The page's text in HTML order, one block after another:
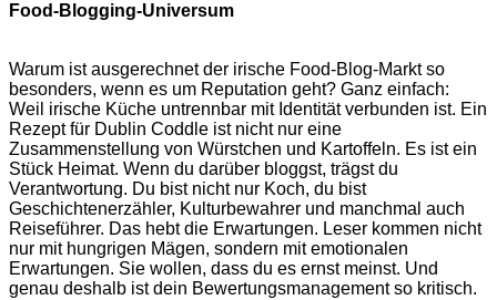
Food-Blogging-Universum
Warum ist ausgerechnet der irische Food-Blog-Markt so
besonders, wenn es um Reputation geht? Ganz einfach:
Weil irische Küche untrennbar mit Identität verbunden ist. Ein
Rezept für Dublin Coddle ist nicht nur eine
Zusammenstellung von Würstchen und Kartoffeln. Es ist ein
Stück Heimat. Wenn du darüber bloggst, trägst du
Verantwortung. Du bist nicht nur Koch, du bist
Geschichtenerzähler, Kulturbewahrer und manchmal auch
Reiseführer. Das hebt die Erwartungen. Leser kommen nicht
nur mit hungrigen Mägen, sondern mit emotionalen
Erwartungen. Sie wollen, dass du es ernst meinst. Und
genau deshalb ist dein Bewertungsmanagement so kritisch.